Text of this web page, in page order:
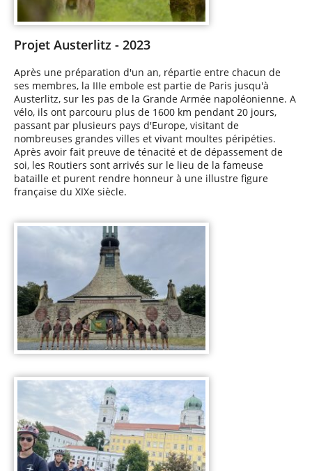
Projet Austerlitz - 2023
Après une préparation d'un an, répartie entre chacun de
ses membres, la IIIe embole est partie de Paris jusqu'à
Austerlitz, sur les pas de la Grande Armée napoléonienne. A
vélo, ils ont parcouru plus de 1600 km pendant 20 jours,
passant par plusieurs pays d'Europe, visitant de
nombreuses grandes villes et vivant moultes péripéties.
Après avoir fait preuve de ténacité et de dépassement de
soi, les Routiers sont arrivés sur le lieu de la fameuse
bataille et purent rendre honneur à une illustre figure
française du XIXe siècle.